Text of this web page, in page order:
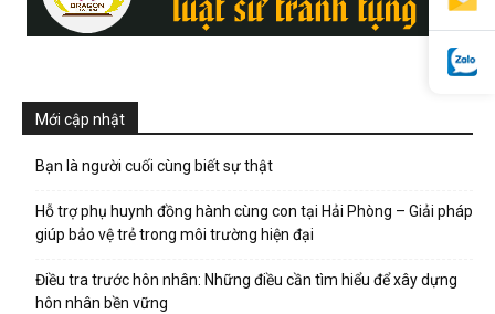
phong
tham
Mới cập nhật
Bạn là người cuối cùng biết sự thật
Hỗ trợ phụ huynh đồng hành cùng con tại Hải Phòng – Giải pháp
giúp bảo vệ trẻ trong môi trường hiện đại
Điều tra trước hôn nhân: Những điều cần tìm hiểu để xây dựng
hôn nhân bền vững